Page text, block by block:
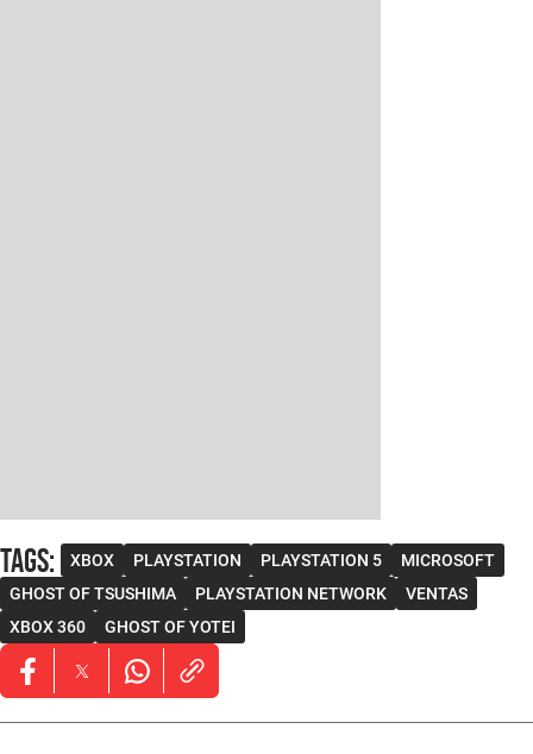
Tags: XBOX PLAYSTATION PLAYSTATION 5
MICROSOFT
GHOST OF TSUSHIMA
PLAYSTATION NETWORK
VENTAS
XBOX 360
GHOST OF YOTEI
Opens in new window
Opens in new window
Opens in new window